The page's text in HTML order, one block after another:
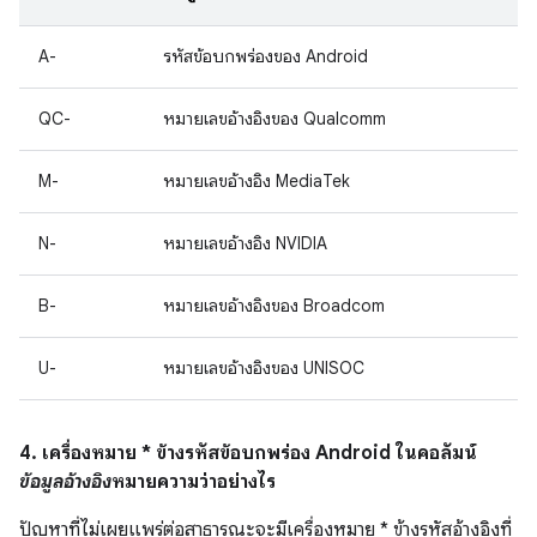
A- รหัสข้อบกพร่องของ Android
QC- หมายเลขอ้างอิงของ Qualcomm
M- หมายเลขอ้างอิง MediaTek
N- หมายเลขอ้างอิง NVIDIA
B- หมายเลขอ้างอิงของ Broadcom
U- หมายเลขอ้างอิงของ UNISOC
4. เครื่องหมาย * ข้างรหัสข้อบกพร่อง Android ในคอลัมน์
ข้อมูลอ้างอิงหมายความว่าอย่างไร
ปัญหาที่ไม่เผยแพร่ต่อสาธารณะจะมีเครื่องหมาย * ข้างรหัสอ้างอิงที่